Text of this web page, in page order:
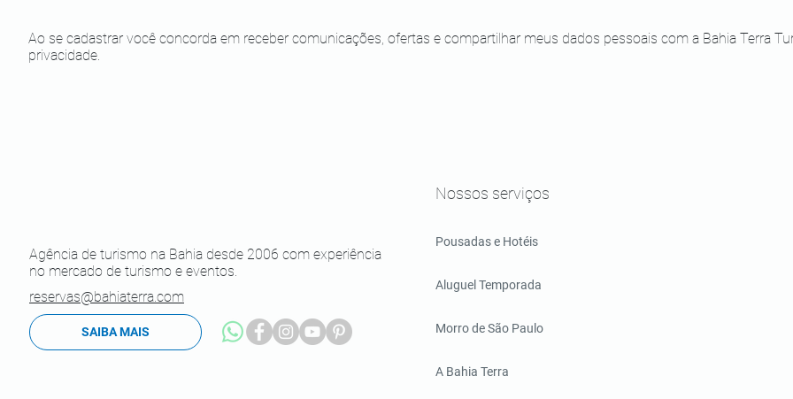
Agência de turismo na Bahia desde 2006 com experiência
no mercado de turismo e eventos.
SAIBA MAIS
reservas@bahiaterra.com
Nossos serviços
Pousadas e Hotéis
Aluguel Temporada
Morro de São Paulo
A Bahia Terra
Ao se cadastrar você concorda em receber comunicações, ofertas e compartilhar meus dados pessoais com a Bahia Terra
privacidade.